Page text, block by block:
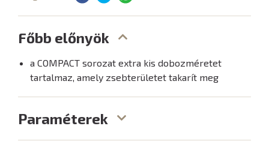
Főbb előnyök
a COMPACT sorozat extra kis dobozméretet
tartalmaz, amely zsebterületet takarít meg
Paraméterek